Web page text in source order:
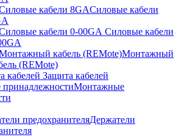
Силовые кабели
Силовые кабели
Монтажный
(REMote)
Защита кабелей
Монтажные
Держатели